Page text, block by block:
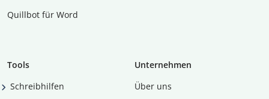
Quillbot für Word
Tools
Schreibhilfen
Unternehmen
Über uns